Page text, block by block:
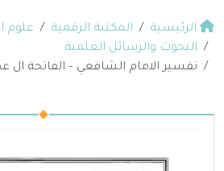
الرئيسية المكتبة الرقمية
علوم
البحوث والرسائل العلمية
تفسير الامام الشافعي – الفاتحة ال